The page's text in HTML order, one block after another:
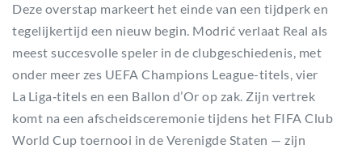
Deze overstap markeert het einde van een tijdperk en
tegelijkertijd een nieuw begin. Modrić verlaat Real als
meest succesvolle speler in de clubgeschiedenis, met
onder meer zes UEFA Champions League-titels, vier
La Liga‑titels en een Ballon d’Or op zak. Zijn vertrek
komt na een afscheidsceremonie tijdens het FIFA Club
World Cup toernooi in de Verenigde Staten — zijn